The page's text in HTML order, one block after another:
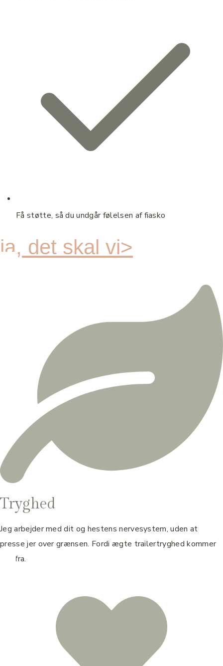
Få støtte, så du undgår følelsen af fiasko
ja, det skal vi>
Tryghed
Jeg arbejder med dit og hestens nervesystem, uden at
presse jer over grænsen. Fordi ægte trailertryghed kommer
indefra.